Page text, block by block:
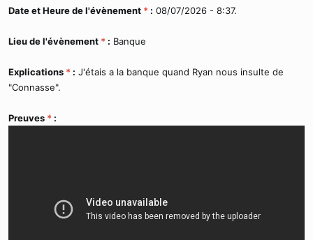
Date et Heure de l'évènement * : 08/07/2026 - 8:37.
Lieu de l'évènement * : Banque
Explications * : J'étais a la banque quand Ryan nous insulte de
"Connasse".
Preuves * :